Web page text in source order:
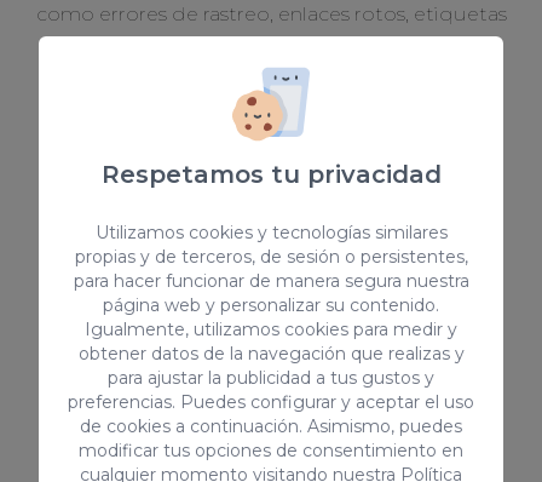
Respetamos tu privacidad
Utilizamos cookies y tecnologías similares
propias y de terceros, de sesión o persistentes,
para hacer funcionar de manera segura nuestra
página web y personalizar su contenido.
Igualmente, utilizamos cookies para medir y
obtener datos de la navegación que realizas y
para ajustar la publicidad a tus gustos y
preferencias. Puedes configurar y aceptar el uso
de cookies a continuación. Asimismo, puedes
modificar tus opciones de consentimiento en
cualquier momento visitando nuestra Política
como errores de rastreo, enlaces rotos, etiquetas
carga, una auditoría SEO puede ayudarte a
identificar y solucionar estos problemas, lo que
puede tener un impacto positivo en tu
Caída de palabras clave
Si has experimentado una caída en el ranking de